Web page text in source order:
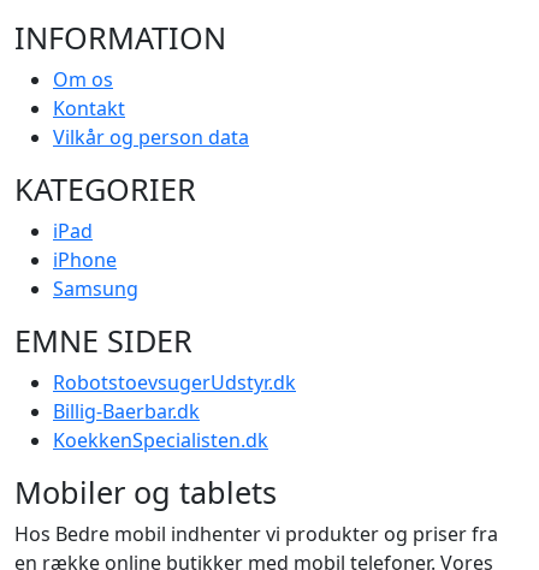
INFORMATION
Om os
Kontakt
Vilkår og person data
KATEGORIER
iPad
iPhone
Samsung
EMNE SIDER
RobotstoevsugerUdstyr.dk
Billig-Baerbar.dk
KoekkenSpecialisten.dk
Mobiler og tablets
Hos Bedre mobil indhenter vi produkter og priser fra
en række online butikker med mobil telefoner. Vores